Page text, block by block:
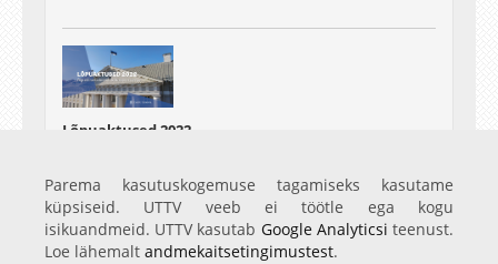
Lõpuaktused 2022
22.06.22
Parema kasutuskogemuse tagamiseks kasutame
küpsiseid. UTTV veeb ei töötle ega kogu
isikuandmeid. UTTV kasutab Google Analyticsi teenust.
Loe lähemalt andmekaitsetingimustest.